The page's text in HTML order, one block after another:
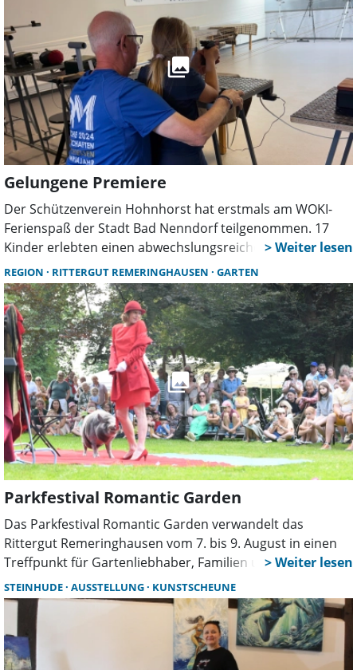
Gelungene Premiere
Der Schützenverein Hohnhorst hat erstmals am WOKI-
Ferienspaß der Stadt Bad Nenndorf teilgenommen. 17
Kinder erlebten einen abwechslungsreichen Tag mit
Lichtpunktschießen, Blasrohrsport, Spielen und
Experimenten. Zwölf Ehrenamtliche sorgten für eine
intensive Betreuung.
REGION RITTERGUT REMERINGHAUSEN GARTEN
Parkfestival Romantic Garden
Das Parkfestival Romantic Garden verwandelt das
Rittergut Remeringhausen vom 7. bis 9. August in einen
Treffpunkt für Gartenliebhaber, Familien und Genießer.
Mehr als 130 Aussteller, Live-Musik, Parkführungen,
Kunsthandwerk und zahlreiche Mitmachaktionen sorgen
für ein abwechslungsreiches Sommerwochenende.
STEINHUDE AUSSTELLUNG KUNSTSCHEUNE